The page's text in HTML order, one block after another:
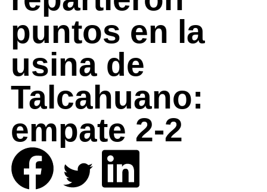
puntos en la
usina de
Talcahuano:
empate 2-2